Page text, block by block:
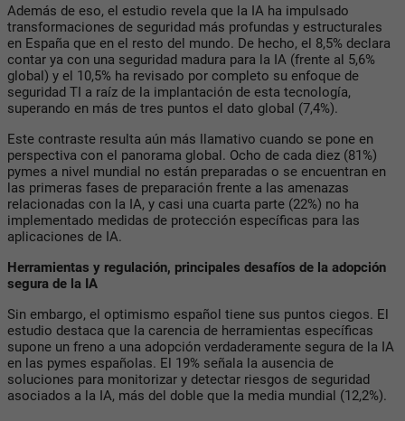
Además de eso, el estudio revela que la IA ha impulsado
transformaciones de seguridad más profundas y estructurales
en España que en el resto del mundo. De hecho, el 8,5% declara
contar ya con una seguridad madura para la IA (frente al 5,6%
global) y el 10,5% ha revisado por completo su enfoque de
seguridad TI a raíz de la implantación de esta tecnología,
superando en más de tres puntos el dato global (7,4%).
Este contraste resulta aún más llamativo cuando se pone en
perspectiva con el panorama global. Ocho de cada diez (81%)
pymes a nivel mundial no están preparadas o se encuentran en
las primeras fases de preparación frente a las amenazas
relacionadas con la IA, y casi una cuarta parte (22%) no ha
implementado medidas de protección específicas para las
aplicaciones de IA.
Herramientas y regulación, principales desafíos de la adopción
segura de la IA
Sin embargo, el optimismo español tiene sus puntos ciegos. El
estudio destaca que la carencia de herramientas específicas
supone un freno a una adopción verdaderamente segura de la IA
en las pymes españolas. El 19% señala la ausencia de
soluciones para monitorizar y detectar riesgos de seguridad
asociados a la IA, más del doble que la media mundial (12,2%).